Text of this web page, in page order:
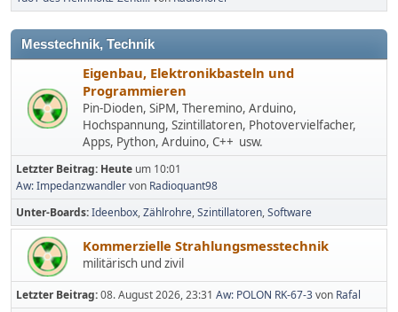
Messtechnik, Technik
Eigenbau, Elektronikbasteln und
Programmieren
Pin-Dioden, SiPM, Theremino, Arduino,
Hochspannung, Szintillatoren, Photovervielfacher,
Apps, Python, Arduino, C++ usw.
Letzter Beitrag: Heute um 10:01
Aw: Impedanzwandlervon Radioquant98
Unter-Boards Ideenbox Zählrohre Szintillatoren Software
Kommerzielle Strahlungsmesstechnik
militärisch und zivil
Letzter Beitrag:08. August 2026, 23:31 Aw: POLON RK-67-3von Rafal